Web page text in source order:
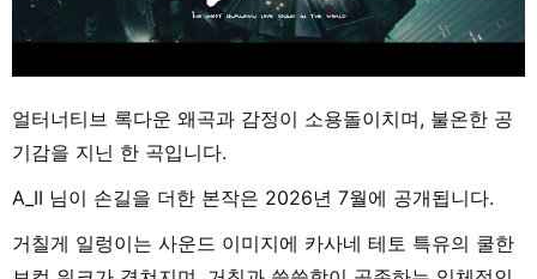
얼터너티브 록다운 왜곡과 감정이 소용돌이치며, 불온한 공
기감을 지닌 한 곡입니다.
A_II 님이 손길을 더한 본작은 2026년 7월에 공개됩니다.
거칠게 일렁이는 사운드 이미지에 카사네 테토 특유의 쿨한